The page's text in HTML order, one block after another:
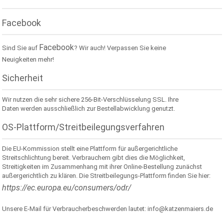
Facebook
Sind Sie auf Facebook? Wir auch! Verpassen Sie keine
Neuigkeiten mehr!
Sicherheit
Wir nutzen die sehr sichere 256-Bit-Verschlüsselung SSL. Ihre
Daten werden ausschließlich zur Bestellabwicklung genutzt.
OS-Plattform/Streitbeilegungsverfahren
Die EU-Kommission stellt eine Plattform für außergerichtliche
Streitschlichtung bereit. Verbrauchern gibt dies die Möglichkeit,
Streitigkeiten im Zusammenhang mit ihrer Online-Bestellung zunächst
außergerichtlich zu klären. Die Streitbeilegungs-Plattform finden Sie hier:
https://ec.europa.eu/consumers/odr/
Unsere E-Mail für Verbraucherbeschwerden lautet: info@katzenmaiers.de